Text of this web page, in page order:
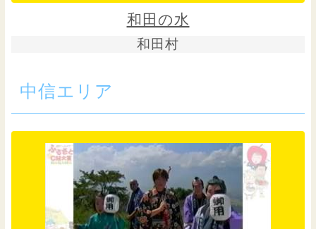
和田の水
和田村
中信エリア